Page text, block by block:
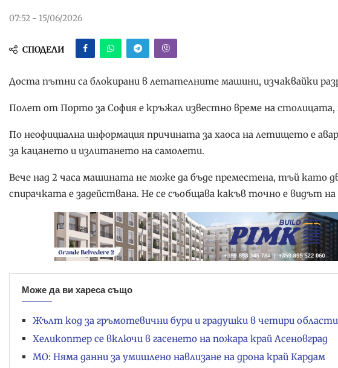
07:52 - 15/06/2026
СПОДЕЛИ
Доста пътни са блокирани в летателните машини, изчаквайки
Полет от Порто за София е кръжал известно време на столицата,
По неофициална информация причината за хаоса на летището е
за кацането и излитането на самолети.
Вече над 2 часа машината не може да бъде преместена, тъй като
спирачката е задействана. Не се съобщава какъв точно е видът
Може да ви хареса също
Жълт код за гръмотевични бури и градушки в четири области
Хеликоптер се включи в гасенето на пожара край Асеновград
МО: Няма данни за умишлено навлизане на дрона край Кардам